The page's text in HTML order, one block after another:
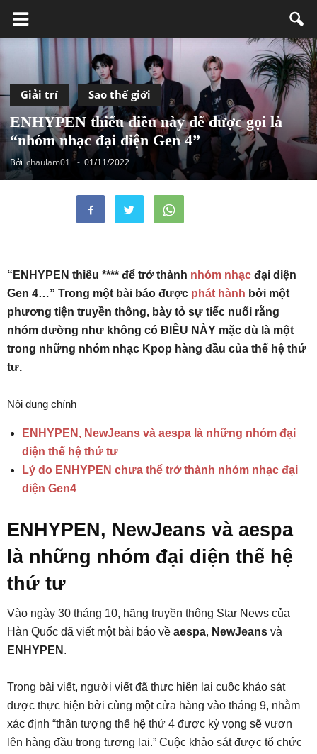
Giải trí Sao thế giới
ENHYPEN thiếu điều này để được gọi là
“nhóm nhạc đại diện Gen 4”
Bởi chaulam01 - 01/11/2022
“ENHYPEN thiếu **** để trở thành nhóm nhạc đại diện
Gen 4…” Trong một bài báo được phát hành bởi một
phương tiện truyền thông, bày tỏ sự tiếc nuối rằng
nhóm dường như không có ĐIỀU NÀY mặc dù là một
trong những nhóm nhạc Kpop hàng đầu của thế hệ thứ
tư.
Nội dung chính
ENHYPEN, NewJeans và aespa là những nhóm đại
diện thế hệ thứ tư
Lý do ENHYPEN chưa thể trở thành nhóm nhạc đại
diện Gen4
ENHYPEN, NewJeans và aespa
là những nhóm đại diện thế hệ
thứ tư
Vào ngày 30 tháng 10, hãng truyền thông Star News của
Hàn Quốc đã viết một bài báo về aespa, NewJeans và
ENHYPEN .
Trong bài viết, người viết đã thực hiện lại cuộc khảo sát
được thực hiện bởi cùng một cửa hàng vào tháng 9, nhằm
xác định “thần tượng thế hệ thứ 4 được kỳ vọng sẽ vươn
lên hàng đầu trong tương lai.” Cuộc khảo sát được tổ chức